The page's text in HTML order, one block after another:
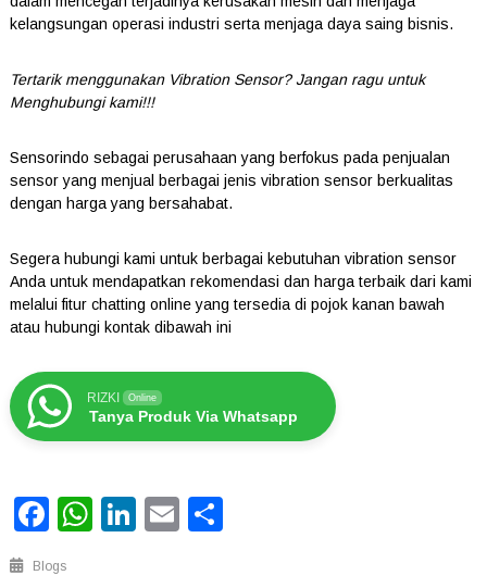
kelangsungan operasi industri serta menjaga daya saing bisnis.
Tertarik menggunakan Vibration Sensor? Jangan ragu untuk
Menghubungi kami!!!
Sensorindo sebagai perusahaan yang berfokus pada penjualan
sensor yang menjual berbagai jenis vibration sensor berkualitas
dengan harga yang bersahabat.
Segera hubungi kami untuk berbagai kebutuhan vibration sensor
Anda untuk mendapatkan rekomendasi dan harga terbaik dari kami
melalui fitur chatting online yang tersedia di pojok kanan bawah
atau hubungi kontak dibawah ini
RIZKI Online
Tanya Produk Via Whatsapp
Facebook
WhatsApp
LinkedIn
Email
Blogs